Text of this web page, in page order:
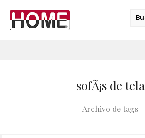
sofÃ¡s de tela
Archivo de tags